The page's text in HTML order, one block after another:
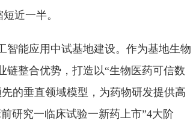
近一半。
智能应用中试基地建设。作为基地生物
链整合优势，打造以“生物医药可信数
的垂直领域模型，为药物研发提供高
研究一临床试验一新药上市”4大阶